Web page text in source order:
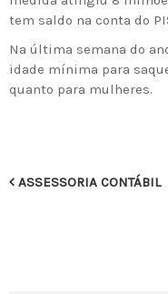
tem saldo na conta do
Na última semana do
idade mínima para
quanto para mulheres.
NASSESSORIA CONTÁBIL